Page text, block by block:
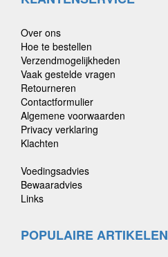
Over ons
Hoe te bestellen
Verzendmogelijkheden
Vaak gestelde vragen
Retourneren
Contactformulier
Algemene voorwaarden
Privacy verklaring
Klachten
Voedingsadvies
Bewaaradvies
Links
POPULAIRE ARTIKELEN